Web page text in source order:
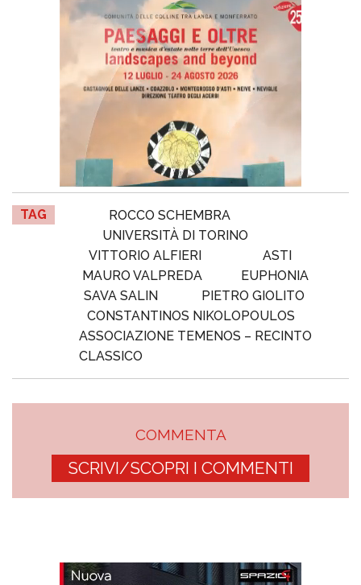
TAG
ROCCO SCHEMBRA
UNIVERSITÀ DI TORINO
VITTORIO ALFIERI
ASTI
MAURO VALPREDA
EUPHONIA
SAVA SALIN
PIETRO GIOLITO
CONSTANTINOS NIKOLOPOULOS
ASSOCIAZIONE TEMENOS – RECINTO
CLASSICO
COMMENTA
SCRIVI/SCOPRI I COMMENTI